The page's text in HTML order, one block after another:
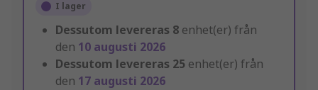
I lager
Dessutom levereras 8 enhet(er) från
den 10 augusti 2026
Dessutom levereras 25 enhet(er) från
den 17 augusti 2026